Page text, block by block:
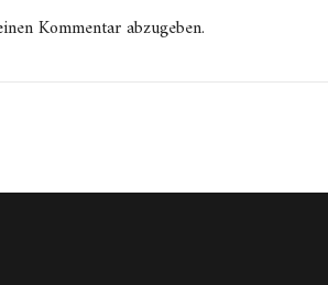
Kommentar abzugeben.